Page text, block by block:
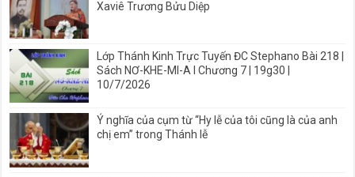
Xaviê Trương Bửu Diệp
Lớp Thánh Kinh Trực Tuyến ĐC Stephano Bài 218 |
Sách NƠ-KHE-MI-A I Chương 7 | 19g30 |
10/7/2026
Ý nghĩa của cụm từ “Hy lễ của tôi cũng là của anh
chị em” trong Thánh lễ